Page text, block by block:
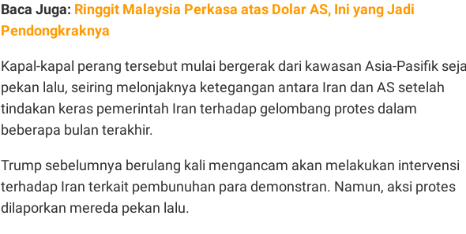
Baca Juga: Ringgit Malaysia Perkasa atas Dolar AS, Ini yang Jadi
Pendongkraknya
Kapal-kapal perang tersebut mulai bergerak dari kawasan Asia-Pasifik
pekan lalu, seiring melonjaknya ketegangan antara Iran dan AS setelah
tindakan keras pemerintah Iran terhadap gelombang protes dalam
beberapa bulan terakhir.
Trump sebelumnya berulang kali mengancam akan melakukan intervensi
terhadap Iran terkait pembunuhan para demonstran. Namun, aksi protes
dilaporkan mereda pekan lalu.